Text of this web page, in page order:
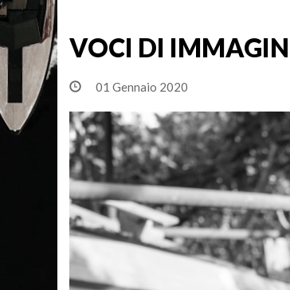
VOCI DI
01 Gennaio 2020